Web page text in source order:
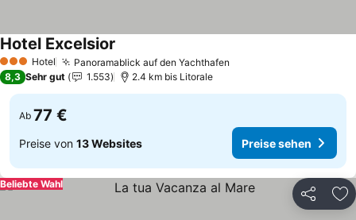
3 SterneHotel Panoramablick auf den Yachthafen
Hotel Excelsior
8,3 Sehr gut 1.553 2.4 km bis Litorale
Ab 77 €
Preise von 13 Websites Preise sehen
Teilen
Beliebte Wahl